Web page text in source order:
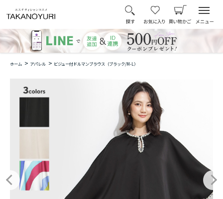
ホーム > アパレル > ビジュー付ドルマンブラウス（ブラック/M-L）